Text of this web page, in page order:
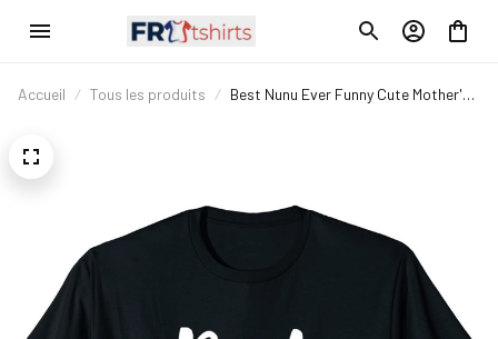
Accueil Tous les produits
Best Nunu Ever Funny Cute Mother's